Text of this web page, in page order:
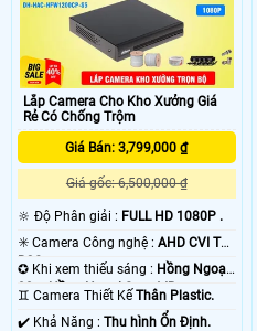
Lắp Camera Cho Kho Xưởng Giá
Rẻ Có Chống Trộm
Giá Bán: 3,799,000 ₫
Giá gốc: 6,500,000 ₫
🔆 Độ Phân giải : FULL HD 1080P .
✳️ Camera Công nghệ : AHD CVI TVI
BCS.
✪ Khi xem thiếu sáng : Hồng Ngoại
30m Hồng Ngoại Smart IR.
♊ Camera Thiết KếThân Plastic.
️✔️ Khả Năng : Thu hình Ổn Định.